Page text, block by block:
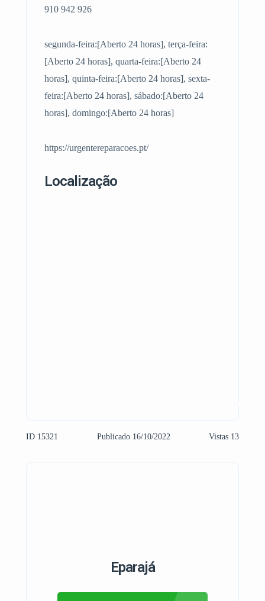
910 942 926
segunda-feira:[Aberto 24 horas], terça-feira:
[Aberto 24 horas], quarta-feira:[Aberto 24
horas], quinta-feira:[Aberto 24 horas], sexta-
feira:[Aberto 24 horas], sábado:[Aberto 24
horas], domingo:[Aberto 24 horas]
https://urgentereparacoes.pt/
Localização
ID 15321 Publicado 16/10/2022 Vistas 13
Eparajá